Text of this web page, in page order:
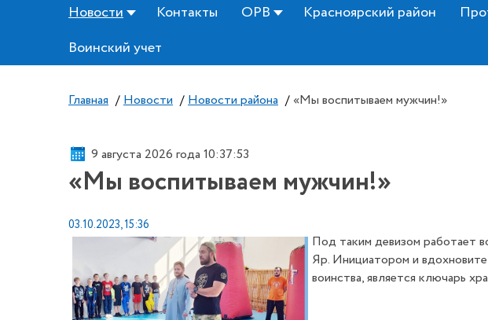
Новости
Контакты ОРВ Красноярский район
Воинский учет
Главная / Новости / Новости района / «Мы воспитываем мужчин!»
9 августа 2026 года 10:37:54
«Мы воспитываем мужчин!»
03.10.2023, 15:36
Под таким девизом работает
Яр. Инициатором и
воинства, является ключарь